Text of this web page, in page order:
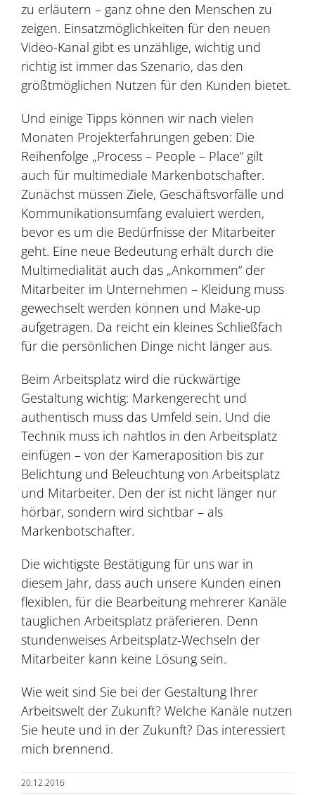
zu erläutern – ganz ohne den Menschen zu
zeigen. Einsatzmöglichkeiten für den neuen
Video-Kanal gibt es unzählige, wichtig und
richtig ist immer das Szenario, das den
größtmöglichen Nutzen für den Kunden bietet.
Und einige Tipps können wir nach vielen
Monaten Projekterfahrungen geben: Die
Reihenfolge „Process – People – Place“ gilt
auch für multimediale Markenbotschafter.
Zunächst müssen Ziele, Geschäftsvorfälle und
Kommunikationsumfang evaluiert werden,
bevor es um die Bedürfnisse der Mitarbeiter
geht. Eine neue Bedeutung erhält durch die
Multimedialität auch das „Ankommen“ der
Mitarbeiter im Unternehmen – Kleidung muss
gewechselt werden können und Make-up
aufgetragen. Da reicht ein kleines Schließfach
für die persönlichen Dinge nicht länger aus.
Beim Arbeitsplatz wird die rückwärtige
Gestaltung wichtig: Markengerecht und
authentisch muss das Umfeld sein. Und die
Technik muss ich nahtlos in den Arbeitsplatz
einfügen – von der Kameraposition bis zur
Belichtung und Beleuchtung von Arbeitsplatz
und Mitarbeiter. Den der ist nicht länger nur
hörbar, sondern wird sichtbar – als
Markenbotschafter.
Die wichtigste Bestätigung für uns war in
diesem Jahr, dass auch unsere Kunden einen
flexiblen, für die Bearbeitung mehrerer Kanäle
tauglichen Arbeitsplatz präferieren. Denn
stundenweises Arbeitsplatz-Wechseln der
Mitarbeiter kann keine Lösung sein.
Wie weit sind Sie bei der Gestaltung Ihrer
Arbeitswelt der Zukunft? Welche Kanäle nutzen
Sie heute und in der Zukunft? Das interessiert
mich brennend.
20.12.2016